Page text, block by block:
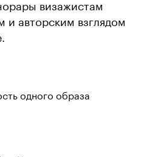
визажистам
и авторским взглядом
одного образа